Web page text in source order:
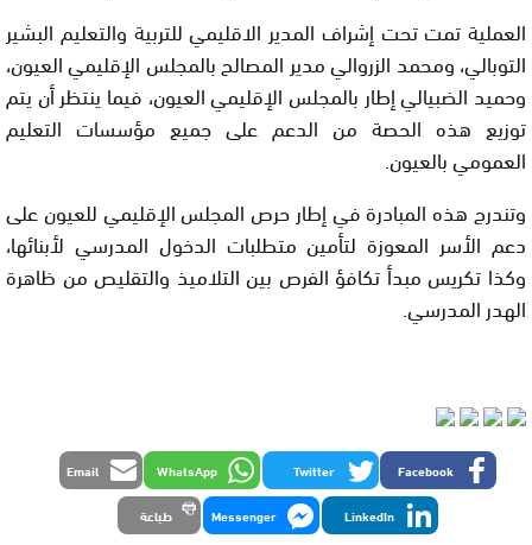
العملية تمت تحت إشراف المدير الاقليمي للتربية والتعليم البشير
التوبالي، ومحمد الزروالي مدير المصالح بالمجلس الإقليمي العيون،
وحميد الضبيالي إطار بالمجلس الإقليمي العيون، فيما ينتظر أن يتم
توزيع هذه الحصة من الدعم على جميع مؤسسات التعليم
العمومي بالعيون.
وتندرج هذه المبادرة في إطار حرص المجلس الإقليمي للعيون على
دعم الأسر المعوزة لتأمين متطلبات الدخول المدرسي لأبنائها،
وكذا تكريس مبدأ تكافؤ الفرص بين التلاميذ والتقليص من ظاهرة
الهدر المدرسي.
Facebook
Twitter
WhatsApp
Email
LinkedIn
Messenger طباعة